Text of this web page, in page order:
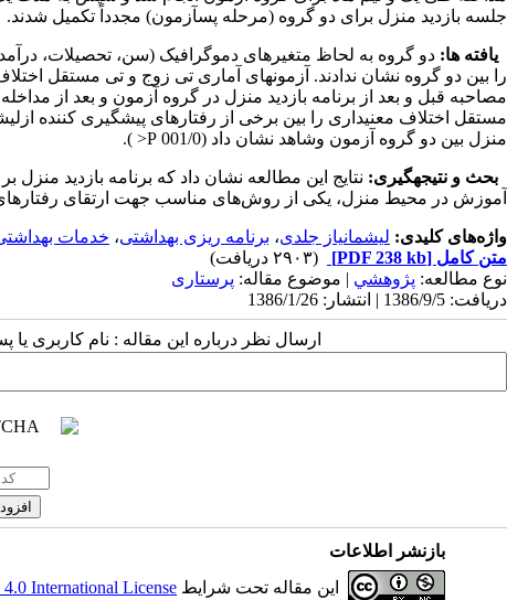
جلسه بازدید منزل برای دو گروه (مرحله پس­آزمون) مجدداً تکمیل شدند.
یافته ها: دو گروه به لحاظ متغیرهای دموگرافیک (سن، تحصیلات،
را بین دو گروه نشان ندادند. آزمون­های آماری تی زوج و تی مستقل
مستقل اختلاف معنی­داری را بین برخی از رفتارهای پیشگیری کننده
منزل بین دو گروه آزمون وشاهد نشان داد (001/0 P< ).
بحث و نتیجه­گیری: نتایج این مطالعه نشان داد که برنامه بازدید منزل
آموزش در محیط منزل، یکی از روش‌های مناسب جهت ارتقای
واژه‌های کلیدی: لیشمانیاز جلدی، برنامه ریزی بهداشتی، خدمات
متن کامل [PDF 238 kb]
(۲۹۰۳ دریافت)
نوع مطالعه: پژوهشي | موضوع مقاله: پرستاری
دریافت: 1386/9/5 | انتشار: 1386/1/26
ارسال نظر درباره این مقاله : نام کاربری
بازنشر اطلاعات
این مقاله تحت شرایط International License